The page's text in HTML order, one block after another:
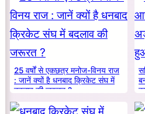
25 वर्षों से एकछत्र मनोज-विनय राज
: जानें क्यों है धनबाद क्रिकेट संघ में
बदलाव की जरूरत ?